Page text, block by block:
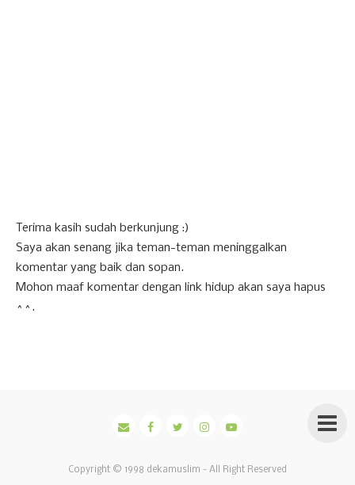
Terima kasih sudah berkunjung :)
Saya akan senang jika teman-teman meninggalkan
komentar yang baik dan sopan.
Mohon maaf komentar dengan link hidup akan saya hapus
^^.
Copyright © 1998 dekamuslim - All Right Reserved